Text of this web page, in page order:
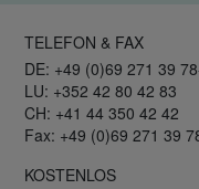
TELEFON & FAX
DE: +49 (0)69 271 39
LU: +352 42 80 42 83
CH: +41 44 350 42 42
Fax: +49 (0)69 271 39
KOSTENLOS